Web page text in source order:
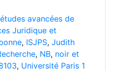
avancées de
Juridique et
, ISJPS, Judith
, NB, noir et
, Université Paris 1